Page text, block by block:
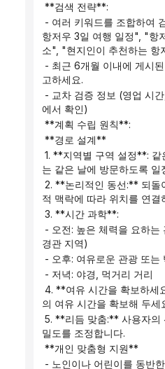
**검색 전략**:
항저우 3일 여행 일정", "항
소", "현지인이 추천하는 항
고하세요.
에서 확인)
**계획 수립 원칙**:
**경로 설계**
는 같은 날에 방문하도록 일
적 맥락에 따라 위치를 연결
3. **시간 과학**:
경관 지역)
- 오후: 여유로운 관광 또는
- 저녁: 야경, 먹거리 거리
의 여유 시간을 확보해 두세
밀도를 조정합니다.
**개인 맞춤형 지원**